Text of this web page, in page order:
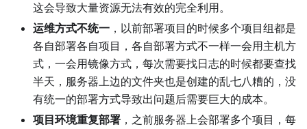
这会导致大量资源无法有效的完全利用。
运维方式不统一 ，以前部署项目的时候多个项目组都是
各自部署各自项目，各自部署方式不一样一会用主机方
式，一会用镜像方式，每次需要找日志的时候都要查找
半天，服务器上边的文件夹也是创建的乱七八糟的，没
有统一的部署方式导致出问题后需要巨大的成本。
项目环境重复部署 ，之前服务器上会部署多个项目，每